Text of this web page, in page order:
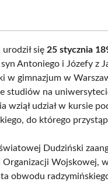
się 25 stycznia
Antoniego i Józefy z
w gimnazjum w
studiów na
wziął udział w kursie
do którego
Dudziński
Organizacji Wojskowej,
obwodu